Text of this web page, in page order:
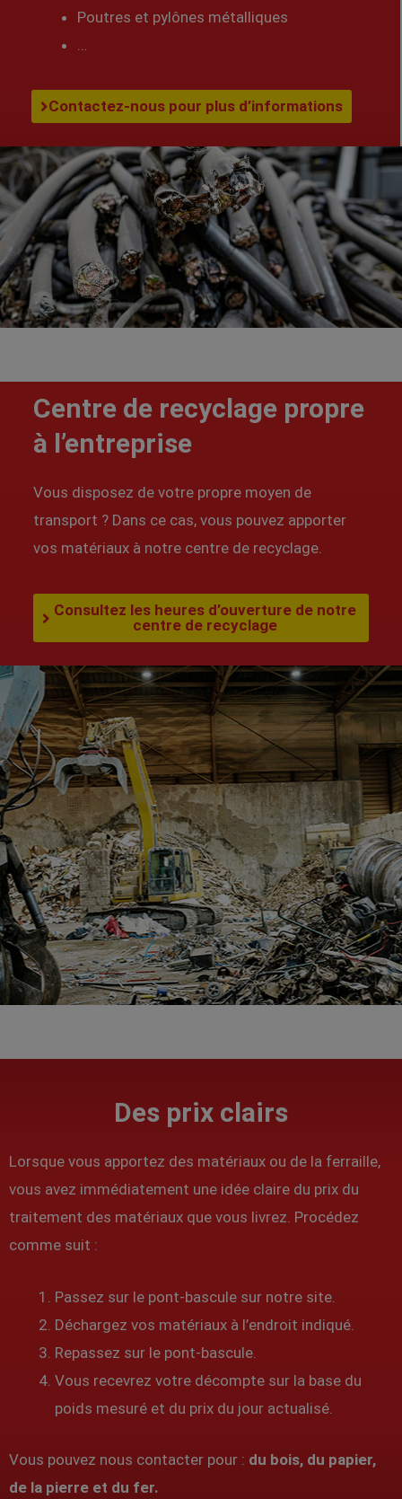
Poutres et pylônes métalliques
…
Contactez-nous pour plus d’informations
Centre de recyclage propre
à l’entreprise
Vous disposez de votre propre moyen de
transport ? Dans ce cas, vous pouvez apporter
vos matériaux à notre centre de recyclage.
Consultez les heures d’ouverture de notre
centre de recyclage
Des prix clairs
Lorsque vous apportez des matériaux ou de la ferraille,
vous avez immédiatement une idée claire du prix du
traitement des matériaux que vous livrez. Procédez
comme suit :
Passez sur le pont-bascule sur notre site.
Déchargez vos matériaux à l’endroit indiqué.
Repassez sur le pont-bascule.
Vous recevrez votre décompte sur la base du
poids mesuré et du prix du jour actualisé.
Vous pouvez nous contacter pour : du bois, du papier,
de la pierre et du fer.